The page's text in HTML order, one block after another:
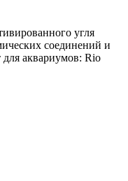
угля
соединений и
для аквариумов: Rio